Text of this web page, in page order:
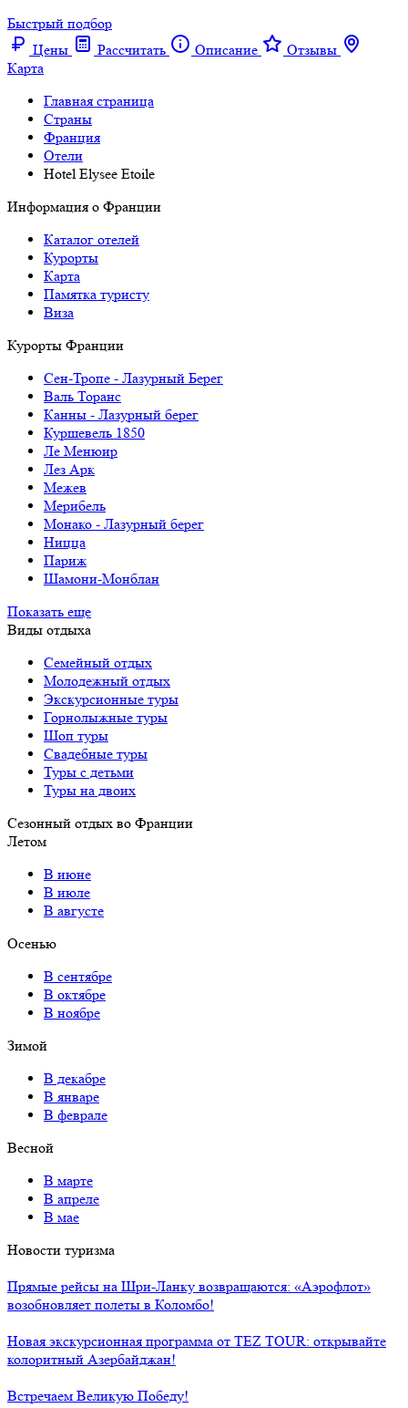
Быстрый подбор
Цены
Рассчитать Описание
Отзывы
Карта
Главная страница
Cтраны
Франция
Отели
Hotel Elysee Etoile
Информация о Франции
Каталог отелей
Курорты
Карта
Памятка туристу
Виза
Курорты Франции
Cен-Тропе - Лазурный Берег
Валь Торанс
Канны - Лазурный берег
Куршевель 1850
Ле Менюир
Лез Арк
Межев
Мерибель
Монако - Лазурный берег
Ницца
Париж
Шамони-Монблан
Показать еще
Виды отдыха
Семейный отдых
Молодежный отдых
Экскурсионные туры
Горнолыжные туры
Шоп туры
Свадебные туры
Туры с детьми
Туры на двоих
Сезонный отдых во Франции
Летом
В июне
В июле
В августе
Осенью
В сентябре
В октябре
В ноябре
Зимой
В декабре
В январе
В феврале
Весной
В марте
В апреле
В мае
Новости туризма
Прямые рейсы на Шри-Ланку возвращаются: «Аэрофлот»
возобновляет полеты в Коломбо!
Новая экскурсионная программа от TEZ TOUR: открывайте
колоритный Азербайджан!
Встречаем Великую Победу!